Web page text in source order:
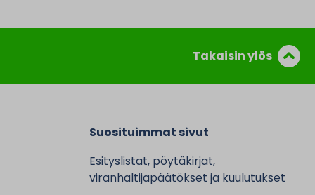
Takaisin ylös
Suosituimmat sivut
Esityslistat, pöytäkirjat,
viranhaltijapäätökset ja kuulutukset